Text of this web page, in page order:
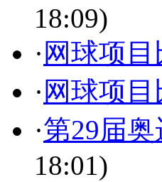
18:09)
· 网球项
· 网球项
·第29届
18:01)